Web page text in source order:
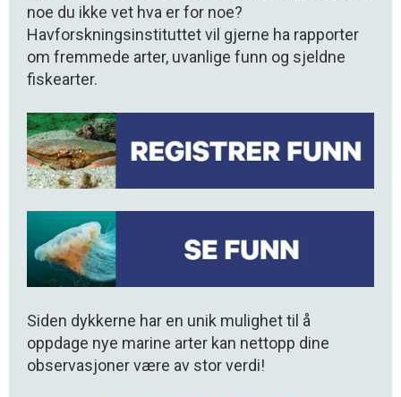
noe du ikke vet hva er for noe?
Havforskningsinstituttet vil gjerne ha rapporter
om fremmede arter, uvanlige funn og sjeldne
fiskearter.
Siden dykkerne har en unik mulighet til å
oppdage nye marine arter kan nettopp dine
observasjoner være av stor verdi!